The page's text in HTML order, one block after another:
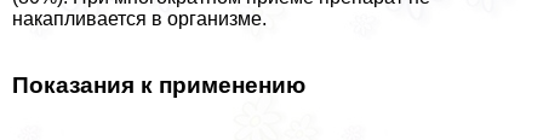
накапливается в организме.
Показания к применению